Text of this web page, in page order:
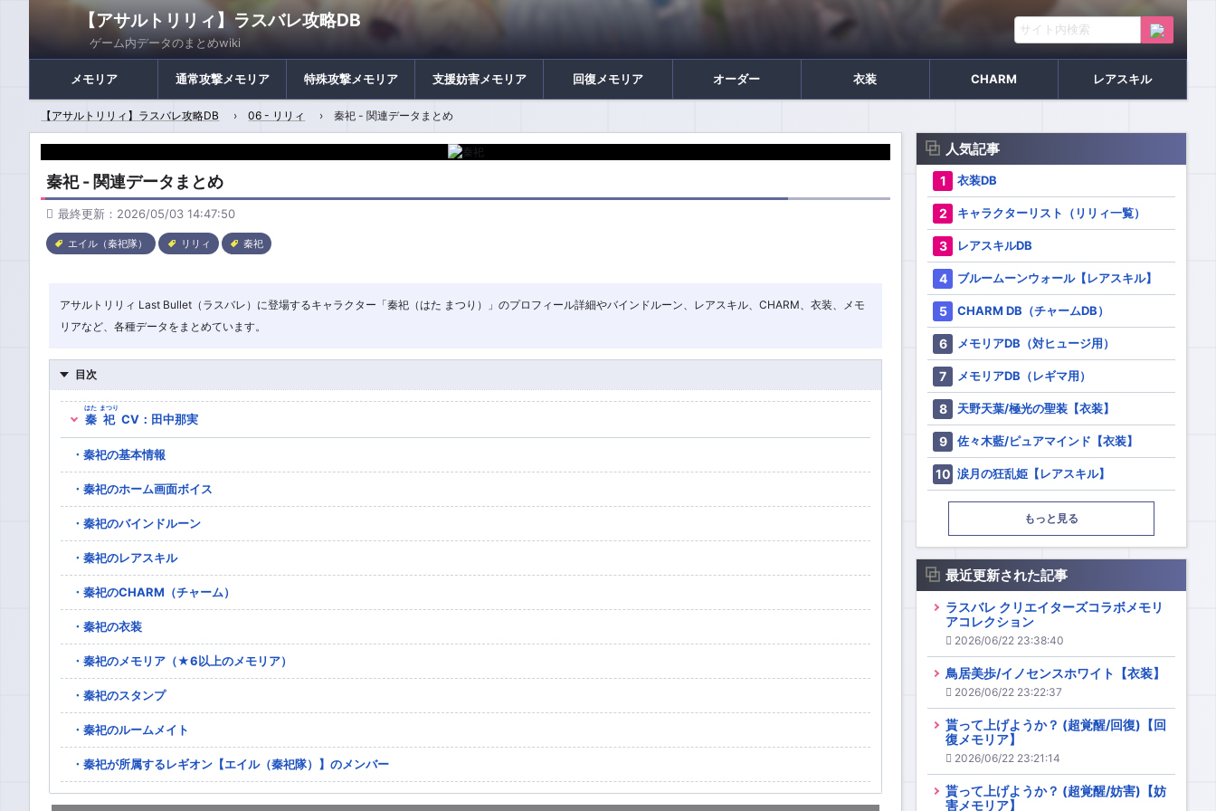
【アサルトリリィ】ラスバレ攻略DB
ゲーム内データのまとめwiki
メモリア 通常攻撃メモリア 特殊攻撃メモリア 支援妨害メモリア 回復メモリア オーダー 衣装 CHARM レアスキル
【アサルトリリィ】ラスバレ攻略DB 06 - リリィ 秦祀 - 関連データまとめ
秦祀 - 関連データまとめ
最終更新：2026/05/03 14:47:50
エイル（秦祀隊） リリィ 秦祀
アサルトリリィ Last Bullet（ラスバレ）に登場するキャラクター「秦祀（はた まつり）」のプロフィール詳細やバインドルーン、レアスキル、CHARM、衣装、メモ
リアなど、各種データをまとめています。
目次
秦
はた
祀
まつり
CV：田中那実
秦祀の基本情報
秦祀のホーム画面ボイス
秦祀のバインドルーン
秦祀のレアスキル
秦祀のCHARM（チャーム）
秦祀の衣装
秦祀のメモリア（★6以上のメモリア）
秦祀のスタンプ
秦祀のルームメイト
秦祀が所属するレギオン【エイル（秦祀隊）】のメンバー
人気記事
衣装DB
キャラクターリスト（リリィ一覧）
レアスキルDB
ブルームーンウォール【レアスキル】
CHARM DB（チャームDB）
メモリアDB（対ヒュージ用）
メモリアDB（レギマ用）
天野天葉/極光の聖装【衣装】
佐々木藍/ピュアマインド【衣装】
涙月の狂乱姫【レアスキル】
もっと見る
最近更新された記事
ラスバレ クリエイターズコラボメモリ
アコレクション
2026/06/22 23:38:40
鳥居美歩/イノセンスホワイト【衣装】
2026/06/22 23:22:37
貰って上げようか？ (超覚醒/回復)【回
復メモリア】
2026/06/22 23:21:14
貰って上げようか？ (超覚醒/妨害)【妨
害メモリア】